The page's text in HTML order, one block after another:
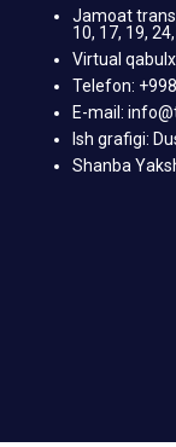
Jamoat
10, 17, 19,
Virtual
Telefon:
E-mail:
Ish grafigi:
Shanba